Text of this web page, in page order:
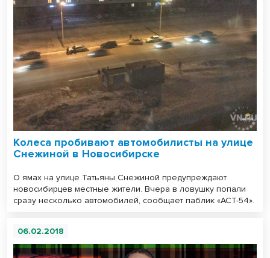
Колеса пробивают автомобилисты на улице
Снежиной в Новосибирске
О ямах на улице Татьяны Снежиной предупреждают
новосибирцев местные жители. Вчера в ловушку попали
сразу несколько автомобилей, сообщает паблик «АСТ-54».
06.02.2018